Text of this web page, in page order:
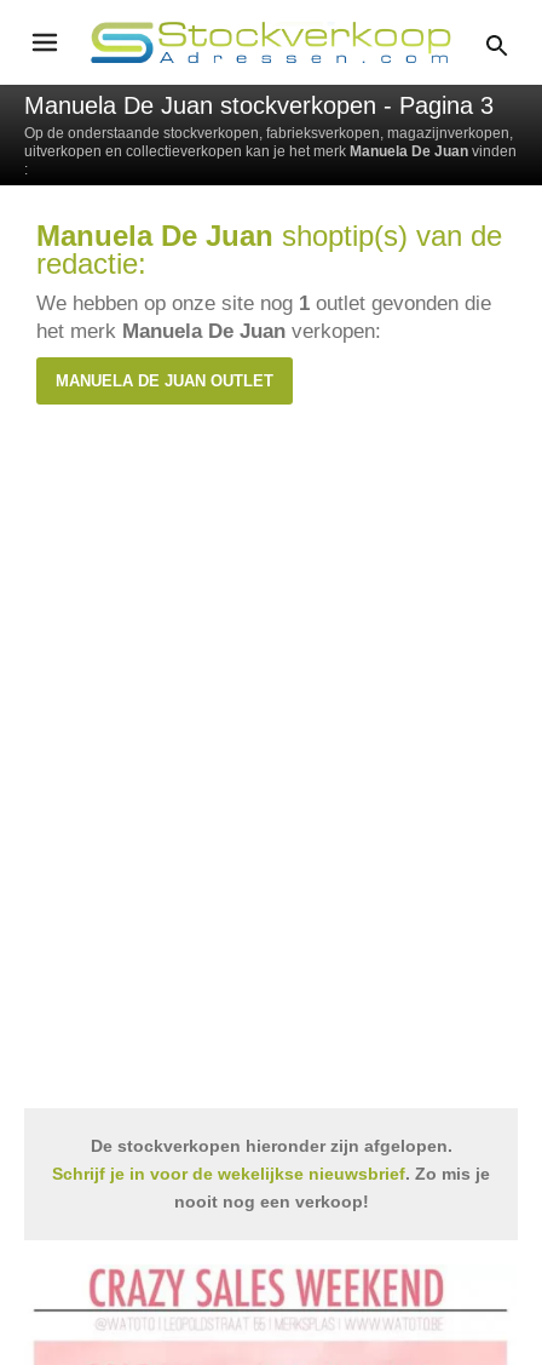
Manuela De Juan stockverkopen - Pagina 3
Op de onderstaande stockverkopen, fabrieksverkopen, magazijnverkopen,
uitverkopen en collectieverkopen kan je het merk Manuela De Juan vinden
:
Manuela De Juan shoptip(s) van de
redactie:
We hebben op onze site nog 1 outlet gevonden die
het merk Manuela De Juan verkopen:
MANUELA DE JUAN OUTLET
De stockverkopen hieronder zijn afgelopen.
Schrijf je in voor de wekelijkse nieuwsbrief. Zo mis je
nooit nog een verkoop!